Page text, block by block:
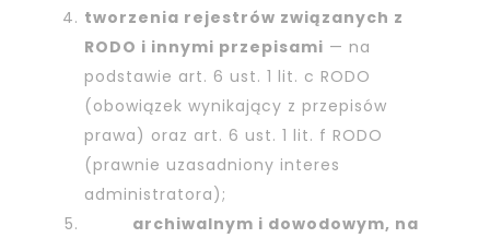
tworzenia rejestrów związanych z
RODO i innymi przepisami — na
podstawie art. 6 ust. 1 lit. c RODO
(obowiązek wynikający z przepisów
prawa) oraz art. 6 ust. 1 lit. f RODO
(prawnie uzasadniony interes
administratora);
archiwalnym i dowodowym, na